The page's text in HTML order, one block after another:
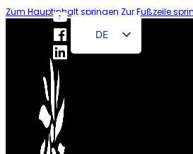
Zum Hauptinhalt springen Zur Fußzeile
DE
EN